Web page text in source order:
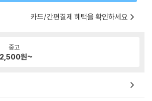
카드/간편결제 혜택을 확인하세요
중고
원~